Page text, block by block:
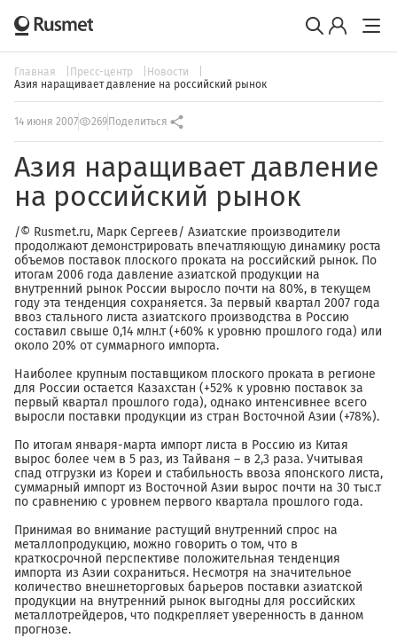
Главная Пресс-центр
Новости
Азия наращивает давление на российский рынок
14 июня 2007 269 Поделиться
Азия наращивает давление
на российский рынок
/© Rusmet.ru, Марк Сергеев/ Азиатские производители
продолжают демонстрировать впечатляющую динамику роста
объемов поставок плоского проката на российский рынок. По
итогам 2006 года давление азиатской продукции на
внутренний рынок России выросло почти на 80%, в текущем
году эта тенденция сохраняется. За первый квартал 2007 года
ввоз стального листа азиатского производства в Россию
составил свыше 0,14 млн.т (+60% к уровню прошлого года) или
около 20% от суммарного импорта.
Наиболее крупным поставщиком плоского проката в регионе
для России остается Казахстан (+52% к уровню поставок за
первый квартал прошлого года), однако интенсивнее всего
выросли поставки продукции из стран Восточной Азии (+78%).
По итогам января-марта импорт листа в Россию из Китая
вырос более чем в 5 раз, из Тайваня – в 2,3 раза. Учитывая
спад отгрузки из Кореи и стабильность ввоза японского листа,
суммарный импорт из Восточной Азии вырос почти на 30 тыс.т
по сравнению с уровнем первого квартала прошлого года.
Принимая во внимание растущий внутренний спрос на
металлопродукцию, можно говорить о том, что в
краткосрочной перспективе положительная тенденция
импорта из Азии сохраниться. Несмотря на значительное
количество внешнеторговых барьеров поставки азиатской
продукции на внутренний рынок выгодны для российских
металлотрейдеров, что подкрепляет уверенность в данном
прогнозе.